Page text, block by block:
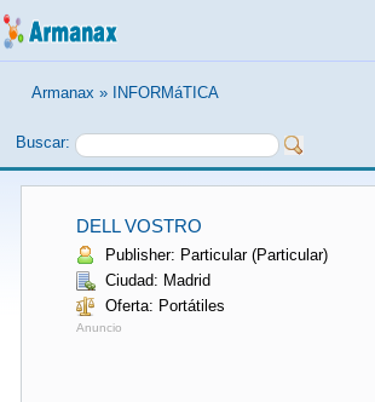
Armanax » INFORMáTICA
Buscar:
DELL VOSTRO
Publisher: Particular (Particular)
Ciudad: Madrid
Oferta: Portátiles
Anuncio